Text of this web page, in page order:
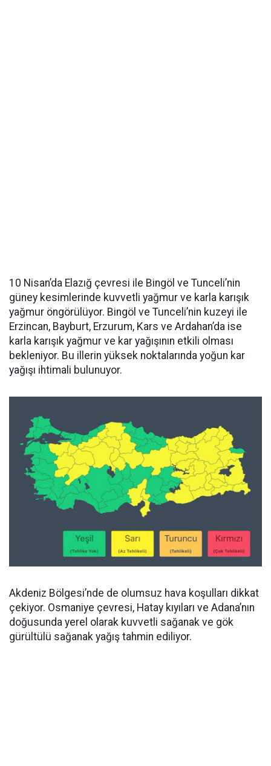
10 Nisan’da Elazığ çevresi ile Bingöl ve Tunceli’nin
güney kesimlerinde kuvvetli yağmur ve karla karışık
yağmur öngörülüyor. Bingöl ve Tunceli’nin kuzeyi ile
Erzincan, Bayburt, Erzurum, Kars ve Ardahan’da ise
karla karışık yağmur ve kar yağışının etkili olması
bekleniyor. Bu illerin yüksek noktalarında yoğun kar
yağışı ihtimali bulunuyor.
Akdeniz Bölgesi’nde de olumsuz hava koşulları dikkat
çekiyor. Osmaniye çevresi, Hatay kıyıları ve Adana’nın
doğusunda yerel olarak kuvvetli sağanak ve gök
gürültülü sağanak yağış tahmin ediliyor.